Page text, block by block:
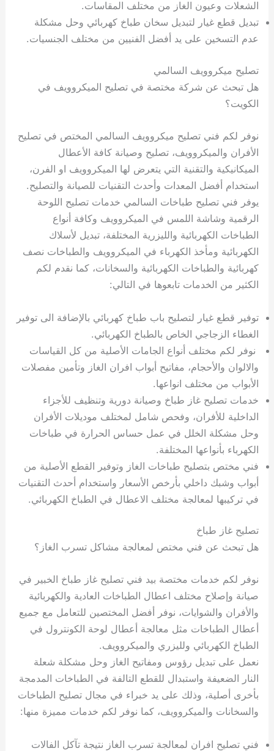
الشعلات وعيون الغاز من مختلف المقاسات.
تبديل قطع غيار لتبديل سخان طباخ كهربائي وحل مشكلة
عدم التسخين على يد أفضل الفنيين من مختلف الجنسيات.
تصليح ميكروويف السالمي
هل تبحث عن شركة مختصة في تصليح الميكروويف في
الكويت؟
نوفر لكم فني تصليح ميكروويف السالمي المختص في تصليح
الأفران والميكروويف، تصليح وصيانة كافة الأعطال
الميكانيكية والتقنية التي يتعرض لها الميكروويف او الفرن،
استخدام أفضل المعدات وأحدث التقنيات للصيانة والتصليح.
يوفر فني تصليح طباخات السالمي خدمات تصليح اللوحة
الرقمية وشاشة اللمس في الميكروويف وكافة أنواع
الطباخات الكهربائية والليزرية المختلفة، تبديل لأسلاك
الكهربائية ومأخذ الكهرباء في الميكروويف والطباخات نصف
كهربائية والطباخات الكهربائية والسخانات، كما نقدم لكم
الكثير من الخدمات تابعوها في التالي:
توفير قطع غيار لتصليح باب طباخ كهربائي بالإضافة الى توفير
الغطاء الزجاجي الخاص بالطباخ الكهربائي.
نوفر لكم مختلف أنواع الجامات الأصلية من كل القياسات
والالوان والأحجام، مفاتيح أبواب افران الغاز وتأمين مفصلات
الأبواب من مختلف انواعها.
خدمات تصليح غاز طباخ وصيانة دورية وتنظيف للأجزاء
الداخلية للأفران، وفحص شامل لمختلف موديلات الأفران
وحل مشكلة الخلل في عمل حساس الحرارة في طباخات
الكهرباء بأنواعها المختلفة.
فني مختص بتصليح طباخات الغاز وتوفير القطع الأصلية من
أبواب وشبك داخلي بأرخص الأسعار واستخدام أحدث التقنيات
في تركيبها لمعالجة مختلف الاعطال في الطباخ الكهربائي.
تصليح غاز طباخ
هل تبحث عن فني مختص لمعالجة مشاكل تسرب الغاز؟
نوفر لكم خدمات مختصة بيد فني تصليح غاز طباخ الخبير في
صيانة وإصلاح مختلف اعطال الطباخات العادية والكهربائية
والأفران والشوايات، نوفر أفضل المختصين للتعامل مع جميع
أعطال الطباخات مثل معالجة أعطال لوحة الكونترول في
الطباخ الكهربائي ولليزري والميكروويف.
نعمل على تبديل رؤوس ومفاتيح الغاز وحل مشكلة شعلة
النار الضعيفة واستبدال للقطع التالفة في الطباخات المدمجة
بأخرى أصلية، وذلك على يد خبراء في مجال تصليح الطباخات
والسخانات والميكروويف، كما نوفر لكم خدمات مميزة منها:
فني تصليح افران لمعالجة تسرب الغاز نتيجة تآكل الفالات